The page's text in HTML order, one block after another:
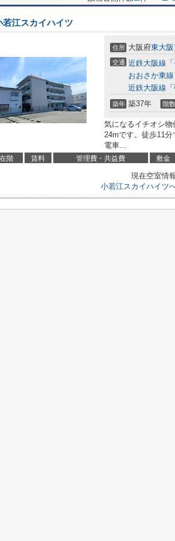
若江スカイハイツ
住所 大阪府東大
交通 近鉄大阪線 「
おおさか東線
近鉄大阪線 「
築年 築37年 階数
気になるイチオシ
24mです。徒歩11
電車...
階 賃料 管理費・共益費 敷金
現在空室情
小若江スカイハイツ